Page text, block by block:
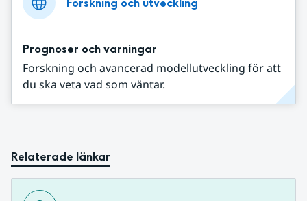
Prognoser och varningar
Forskning och avancerad modellutveckling för att
du ska veta vad som väntar.
Relaterade länkar